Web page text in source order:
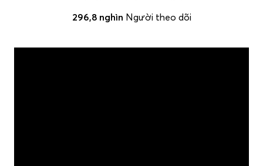
296,8 nghìn Người theo dõi